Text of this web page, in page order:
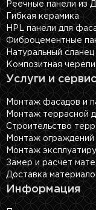
Реечные панели из
Гибкая керамика
HPL панели для
Фиброцементные
Натуральный сланец
Композитная
Услуги и сервис
Монтаж фасадов и
Монтаж террасной
Строительство
Монтаж ограждений
Монтаж
Замер и расчет
Доставка
Информация